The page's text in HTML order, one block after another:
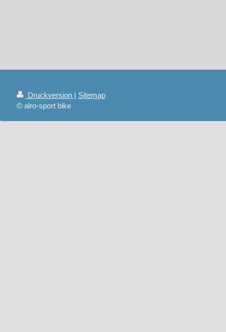
Druckversion | Sitemap
© alro-sport bike